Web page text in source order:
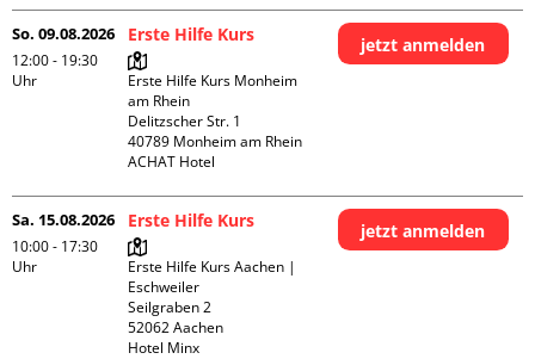
So. 09.08.2026
12:00 - 19:30
Uhr
Erste Hilfe Kurs
Erste Hilfe Kurs Monheim
am Rhein
Delitzscher Str. 1
40789 Monheim am Rhein
ACHAT Hotel
jetzt anmelden
Sa. 15.08.2026
10:00 - 17:30
Uhr
Erste Hilfe Kurs
Erste Hilfe Kurs Aachen |
Eschweiler
Seilgraben 2
52062 Aachen
Hotel Minx
jetzt anmelden